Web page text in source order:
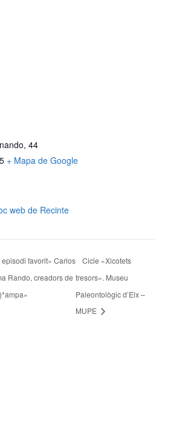
44
+ Mapa de Google
web de Recinte
favorit» Carlos
Rando, creadors de
Cicle «Xicotets
tresors». Museu
Paleontològic d’Elx –
MUPE